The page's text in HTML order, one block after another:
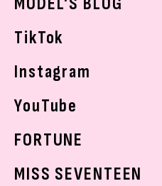
TikTok
Instagram
YouTube
FORTUNE
MISS SEVENTEEN